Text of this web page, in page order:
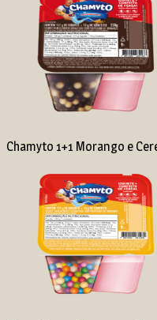
Chamyto 1+1 Morango e